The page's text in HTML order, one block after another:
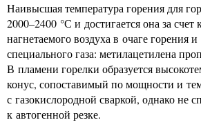
Наивысшая температура горения для
2000–2400 °С и достигается она за счет
нагнетаемого воздуха в очаге горения
специального газа: метилацетилена
В пламени горелки образуется
конус, сопоставимый по мощности и
с газокислородной сваркой, однако не
к автогенной резке.